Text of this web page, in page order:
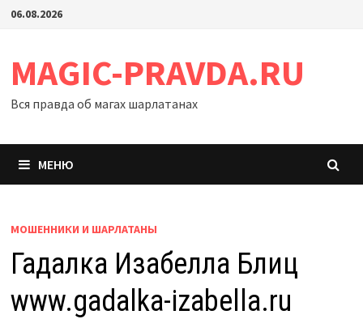
Перейти
06.08.2026
MAGIC-PRAVDA.RU
Вся правда об магах шарлатанах
МЕНЮ
МОШЕННИКИ И ШАРЛАТАНЫ
Гадалка Изабелла Блиц
www.gadalka-izabella.ru